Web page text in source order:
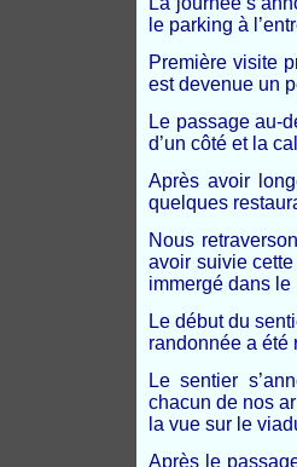
le parking à
Première visite
est devenue un
Le passage au-
d’un côté et la
Après avoir
quelques
Nous
avoir suivie
immergé dans le
Le début du
randonnée a été
Le sentier
chacun de nos
la vue sur le
Après le